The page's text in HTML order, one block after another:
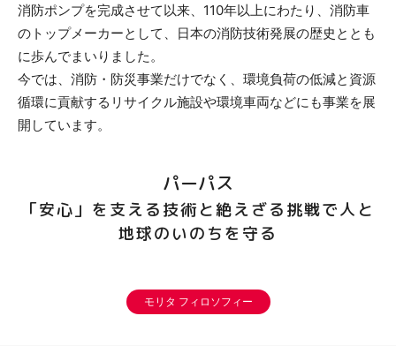
消防ポンプを完成させて以来、110年以上にわたり、消防車
のトップメーカーとして、日本の消防技術発展の歴史ととも
に歩んでまいりました。
今では、消防・防災事業だけでなく、環境負荷の低減と資源
循環に貢献するリサイクル施設や環境車両などにも事業を展
開しています。
パーパス
「安心」を支える技術と絶えざる挑戦で人と
地球のいのちを守る
モリタ フィロソフィー